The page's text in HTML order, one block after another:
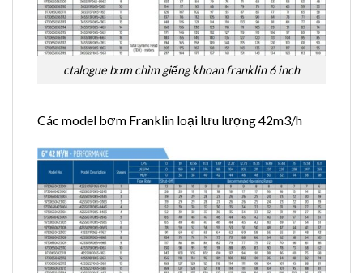
ctalogue bơm chìm giếng khoan franklin 6 inch
Các model bơm Franklin loại lưu lượng 42m3/h